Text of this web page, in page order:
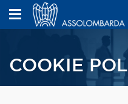
COOKIE